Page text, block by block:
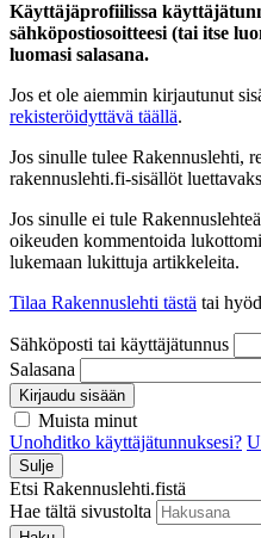
Käyttäjäprofiilissa
sähköpostiosoitteesi (tai itse
luomasi salasana.
Jos et ole aiemmin kirjautunut
rekisteröidyttävä täällä.
Jos sinulle tulee Rakennuslehti,
rakennuslehti.fi-sisällöt
Jos sinulle ei tule
oikeuden kommentoida
lukemaan lukittuja artikkeleita.
Tilaa Rakennuslehti tästä tai
Sähköposti tai käyttäjätunnus
Salasana
Kirjaudu sisään
Muista minut
Unohditko käyttäjätunnuksesi?
Sulje
Etsi Rakennuslehti.fistä
Hae tältä sivustolta